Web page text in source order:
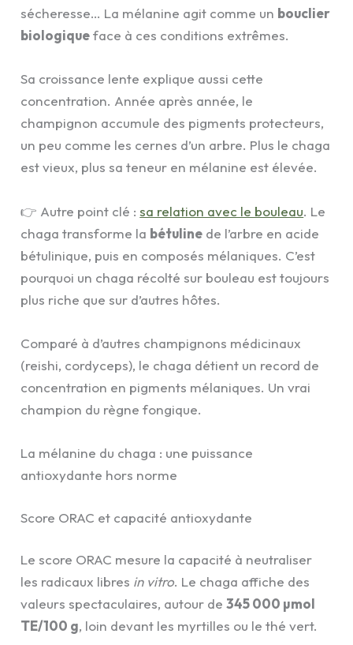
sécheresse… La mélanine agit comme un bouclier
biologiqueface à ces conditions extrêmes.
Sa croissance lente explique aussi cette
concentration. Année après année, le
champignon accumule des pigments protecteurs,
un peu comme les cernes d’un arbre. Plus le chaga
est vieux, plus sa teneur en mélanine est élevée.
👉 Autre point clé :sa relation avec le bouleau. Le
chaga transforme la bétuline de l’arbre en acide
bétulinique, puis en composés mélaniques. C’est
pourquoi un chaga récolté sur bouleau est toujours
plus riche que sur d’autres hôtes.
Comparé à d’autres champignons médicinaux
(reishi, cordyceps), le chaga détient un record de
concentration en pigments mélaniques. Un vrai
champion du règne fongique.
La mélanine du chaga : une puissance
antioxydante hors norme
Score ORAC et capacité antioxydante
Le score ORAC mesure la capacité à neutraliser
les radicaux libres in vitro. Le chaga affiche des
valeurs spectaculaires, autour de345 000 µmol
TE/100 g, loin devant les myrtilles ou le thé vert.